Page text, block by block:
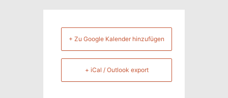
+ Zu Google Kalender hinzufügen
+ iCal / Outlook export